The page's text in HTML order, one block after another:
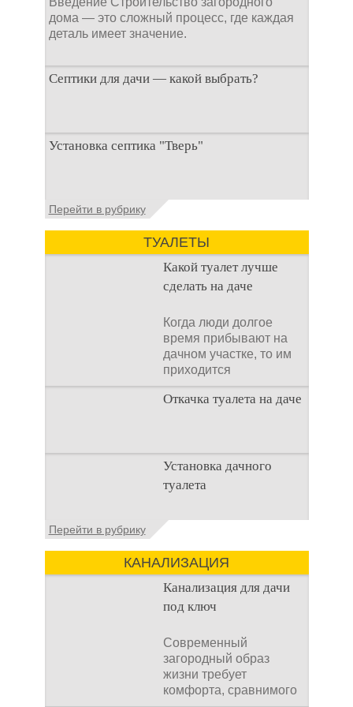
дома — это сложный процесс, где каждая
деталь имеет значение.
Септики для дачи — какой выбрать?
При строительстве дачи одной из
первоочередных задач становится
Установка септика "Тверь"
Установка септика Тверь - важнейший
аспект утилизации сточных вод в частных
домах и на загородных
Перейти в рубрику
ТУАЛЕТЫ
Какой туалет лучше
сделать на даче
Когда люди долгое
время прибывают на
дачном участке, то им
приходится
подстраивать все
условия
Откачка туалета на даче
Туалет на даче – это
первая постройка,
которая изначально
участке. Она может
Установка дачного
туалета
Наличие туалета на
необходимостью для
каждого дачника. Но
многие люди думают,
Перейти в рубрику
КАНАЛИЗАЦИЯ
Канализация для дачи
под ключ
Современный
загородный образ
жизни требует
комфорта, сравнимого